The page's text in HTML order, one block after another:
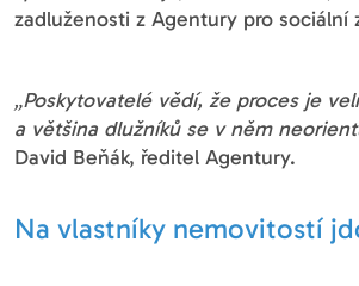
zadluženosti z Agentury pro sociální
„Poskytovatelé vědí, že proces je
a většina dlužníků se v něm
David Beňák, ředitel Agentury.
Na vlastníky nemovitostí